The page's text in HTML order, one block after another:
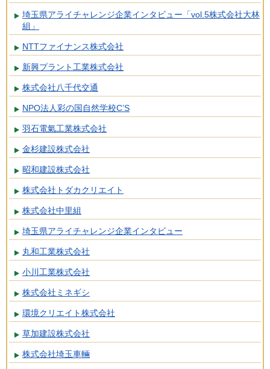
埼玉県アライチャレンジ企業インタビュー「vol.5株式会社大林
組」
NTTファイナンス株式会社
新興プラント工業株式会社
株式会社八千代交通
NPO法人彩の国自然学校C’S
羽石電氣工業株式会社
金杉建設株式会社
昭和建設株式会社
株式会社トダカクリエイト
株式会社中里組
埼玉県アライチャレンジ企業インタビュー
丸和工業株式会社
小川工業株式会社
株式会社ミネギシ
環境クリエイト株式会社
草加建設株式会社
株式会社埼玉車輛